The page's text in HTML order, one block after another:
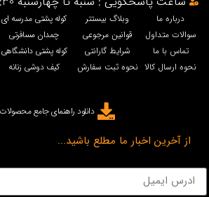
درباره ما
سوالات متداول
تماس با ما
نحوه ارسال کالا
وبلاگ بیستتر
قوانین مرجوعی
شرایط گارانتی
نحوه ثبت سفارش
کوله پشتی مدرسه ای
چمدان مسافرتی
کوله پشتی دانشگاهی
کیف دوشی زنانه
دانلود راهنمای جامع
از آخرین اخبار ما مطلع باشید...